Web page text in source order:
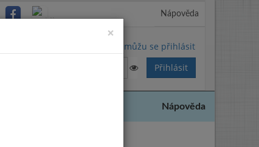
Nápověda
Nemůžu se přihlásit
Nápověda
×